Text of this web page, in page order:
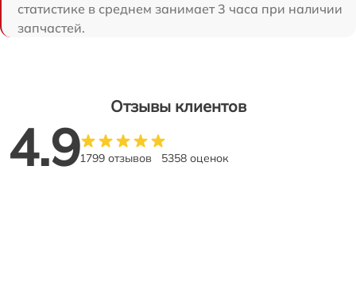
статистике в среднем занимает 3 часа при наличии
запчастей.
Отзывы клиентов
4.91799 отзывов 5358 оценок